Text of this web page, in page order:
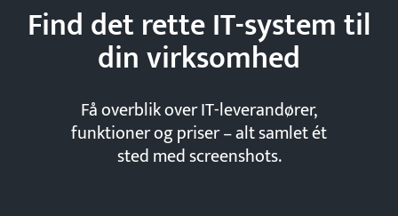
Find det rette IT-system til
dinvirksomhed
Få overblik over IT-leverandører,
funktioner og priser – alt samlet ét
sted med screenshots.